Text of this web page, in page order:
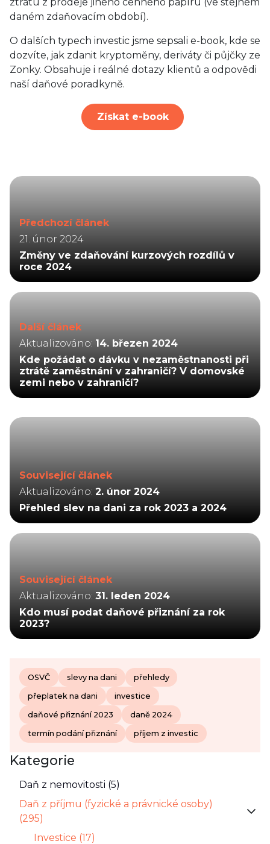
ztrátu z prodeje jiného cenného papíru (ve stejném
daném zdaňovacím období).
O dalších typech investic jsme sepsali e-book, kde se
dozvíte, jak zdanit kryptoměny, deriváty či půjčky ze
Zonky. Obsahuje i reálné dotazy klientů a odpovědi
naší daňové poradkyně.
Získat e-book
Předchozí článek
21. únor 2024
Změny ve zdaňování kurzových rozdílů v
roce 2024
Další článek
Aktualizováno: 14. březen 2024
Kde požádat o dávku v nezaměstnanosti při
ztrátě zaměstnání v zahraničí? V domovské
zemi nebo v zahraničí?
Související článek
Aktualizováno: 2. únor 2024
Přehled slev na dani za rok 2023 a 2024
Související článek
Aktualizováno: 31. leden 2024
Kdo musí podat daňové přiznání za rok
2023?
OSVČ slevy na dani přehledy
přeplatek na dani investice
daňové přiznání 2023 daně 2024
termín podání přiznání příjem z investic
Kategorie
Daň z nemovitosti (5)
Daň z příjmu (fyzické a právnické osoby)
(295)
Investice (17)